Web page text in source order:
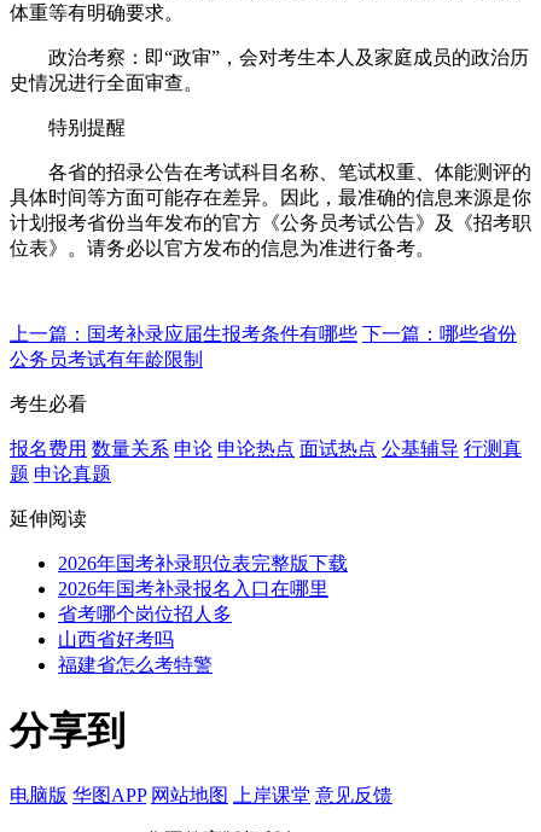
体重等有明确要求。
政治考察：即“政审”，会对考生本人及家庭成员的政治历
史情况进行全面审查。
特别提醒
各省的招录公告在考试科目名称、笔试权重、体能测评的
具体时间等方面可能存在差异。因此，最准确的信息来源是你
计划报考省份当年发布的官方《公务员考试公告》及《招考职
位表》。请务必以官方发布的信息为准进行备考。
上一篇：国考补录应届生报考条件有哪些 下一篇：哪些省份
公务员考试有年龄限制
考生必看
报名费用 数量关系 申论 申论热点 面试热点 公基辅导 行测真
题 申论真题
延伸阅读
2026年国考补录职位表完整版下载
2026年国考补录报名入口在哪里
省考哪个岗位招人多
山西省好考吗
福建省怎么考特警
分享到
电脑版 华图APP 网站地图 上岸课堂 意见反馈